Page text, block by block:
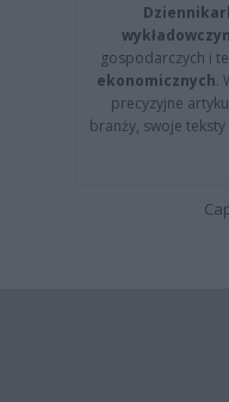
gospodarczych i
ekonomicznych.
precyzyjne
branży, swoje